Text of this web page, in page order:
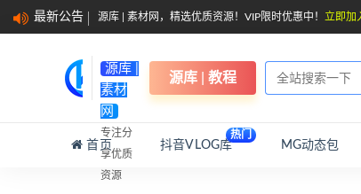
最新公告 源库 | 素材网，精选优质资源！VIP限时优惠中！ 立即加
源库 |
素材
网
专注分
享优质
资源
源库 | 教程
首页 抖音VLOG库
热门
MG动态包